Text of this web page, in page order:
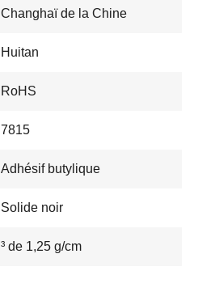
Changhaï de la Chine
Huitan
RoHS
7815
Adhésif butylique
Solide noir
³ de 1,25 g/cm